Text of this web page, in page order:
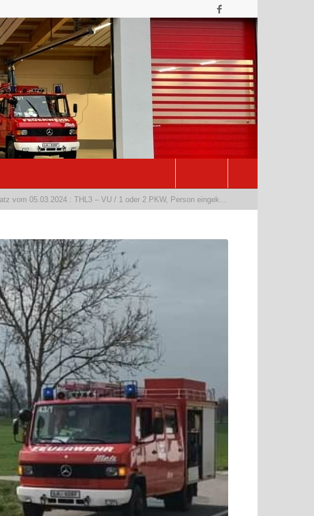
vom 05.03.2024 : THL3 – VU / 1 oder 2 PKW, Person eingek...